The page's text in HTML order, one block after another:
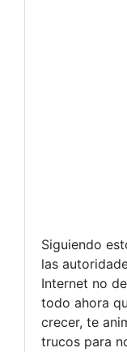
Siguiendo
las
Internet no
todo ahora
crecer, te
trucos para